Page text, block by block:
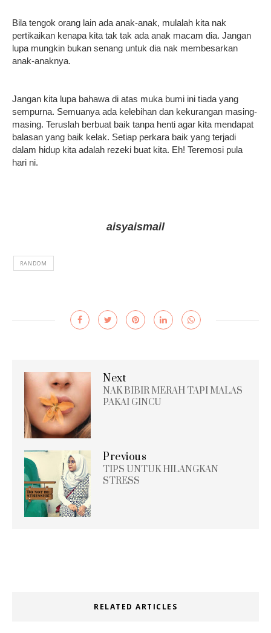
Bila tengok orang lain ada anak-anak, mulalah kita nak
pertikaikan kenapa kita tak tak ada anak macam dia. Jangan
lupa mungkin bukan senang untuk dia nak membesarkan
anak-anaknya.
Jangan kita lupa bahawa di atas muka bumi ini tiada yang
sempurna. Semuanya ada kelebihan dan kekurangan masing-
masing. Teruslah berbuat baik tanpa henti agar kita mendapat
balasan yang baik kelak. Setiap perkara baik yang terjadi
dalam hidup kita adalah rezeki buat kita. Eh! Teremosi pula
hari ni.
aisyaismail
RANDOM
Next
NAK BIBIR MERAH TAPI MALAS
PAKAI GINCU
Previous
TIPS UNTUK HILANGKAN
STRESS
RELATED ARTICLES